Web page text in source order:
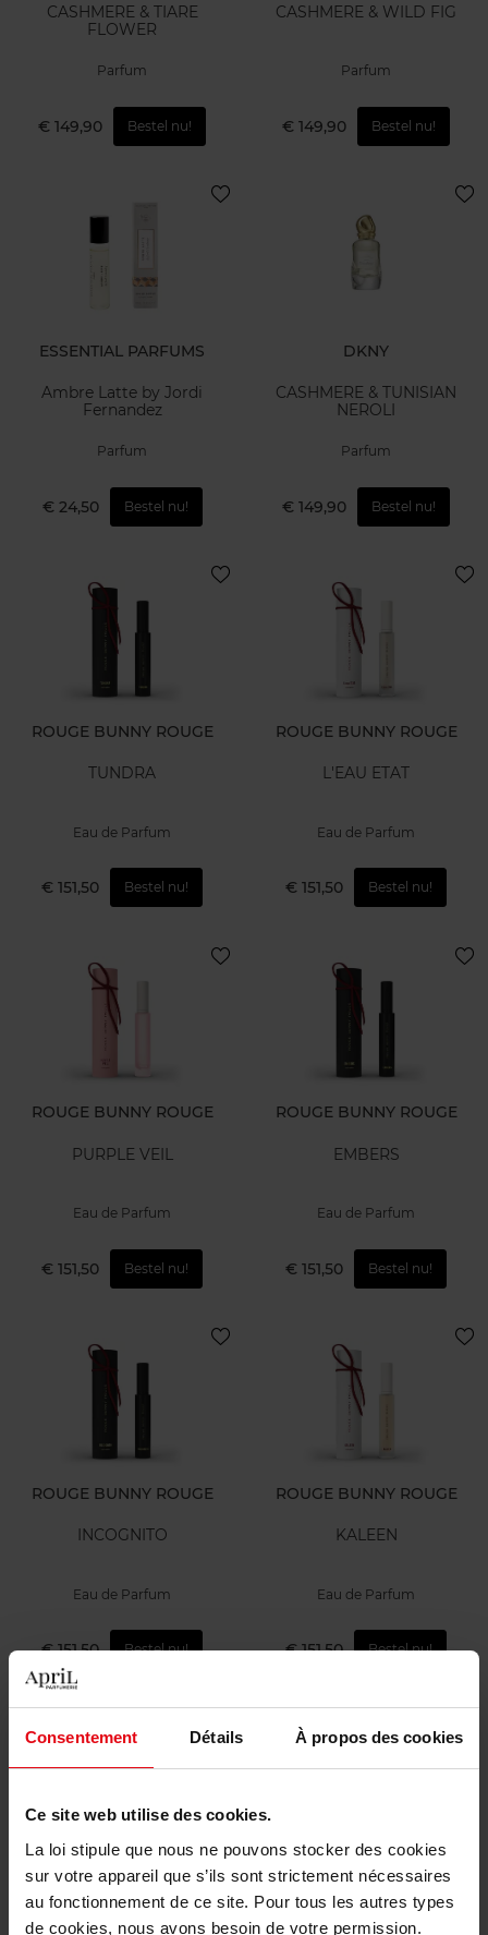
Consentement Détails À propos des cookies
Ce site web utilise des cookies.
La loi stipule que nous ne pouvons stocker des cookies
sur votre appareil que s’ils sont strictement nécessaires
au fonctionnement de ce site. Pour tous les autres types
de cookies, nous avons besoin de votre permission.
CASHMERE & TIARE
FLOWER
Parfum
€ 149,90 Bestel nu!
CASHMERE & WILD FIG
Parfum
€ 149,90 Bestel nu!
ESSENTIAL PARFUMS
Ambre Latte by Jordi
Fernandez
Parfum
€ 24,50 Bestel nu!
DKNY
CASHMERE & TUNISIAN
NEROLI
Parfum
€ 149,90 Bestel nu!
ROUGE BUNNY ROUGE
TUNDRA
Eau de Parfum
€ 151,50 Bestel nu!
ROUGE BUNNY ROUGE
L'EAU ETAT
Eau de Parfum
€ 151,50 Bestel nu!
ROUGE BUNNY ROUGE
PURPLE VEIL
Eau de Parfum
€ 151,50 Bestel nu!
ROUGE BUNNY ROUGE
EMBERS
Eau de Parfum
€ 151,50 Bestel nu!
ROUGE BUNNY ROUGE
INCOGNITO
Eau de Parfum
€ 151,50 Bestel nu!
ROUGE BUNNY ROUGE
KALEEN
Eau de Parfum
€ 151,50 Bestel nu!
ROUGE BUNNY ROUGE ROUGE BUNNY ROUGE